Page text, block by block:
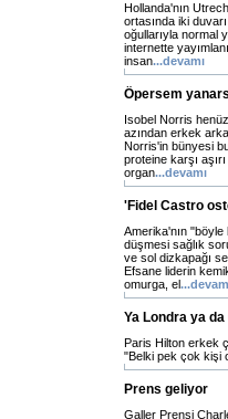
Hollanda'nın
ortasında iki
oğullarıyla normal
internette
insan...devamı
Öpersem
Isobel Norris
azından erkek
Norris'in bünyesi
proteine karşı
organ...devamı
'Fidel Castro
Amerika'nın
düşmesi sağlık
ve sol dizkapağı
Efsane liderin
omurga, el
Ya Londra ya da
Paris Hilton erkek
"Belki pek çok kişi
Prens geliyor
Galler Prensi